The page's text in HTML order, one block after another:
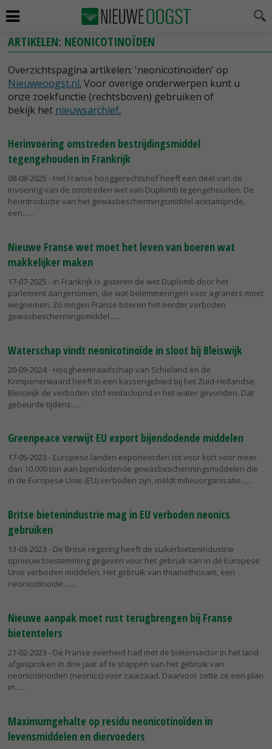
ARTIKELEN: NEONICOTINOÏDEN
Overzichtspagina artikelen: 'neonicotinoïden' op
Nieuweoogst.nl. Voor overige onderwerpen kunt u
onze zoekfunctie (rechtsboven) gebruiken of
bekijk het nieuwsarchief.
Herinvoering omstreden bestrijdingsmiddel
tegengehouden in Frankrijk
08-08-2025 - Het Franse hooggerechtshof heeft een deel van de
invoering van de omstreden wet van Duplomb tegengehouden. De
herintroductie van het gewasbeschermingsmiddel acetamipride,
een...
Nieuwe Franse wet moet het leven van boeren wat
makkelijker maken
17-07-2025 - In Frankrijk is gisteren de wet Duplomb door het
parlement aangenomen, die wat belemmeringen voor agrariërs moet
wegnemen. Zo mogen Franse boeren het eerder verboden
gewasbeschermingsmiddel...
Waterschap vindt neonicotinoïde in sloot bij Bleiswijk
20-09-2024- Hoogheemraadschap van Schieland en de
Krimpenerwaard heeft in een kassengebied bij het Zuid-Hollandse
Bleiswijk de verboden stof imidacloprid in het water gevonden. Dat
gebeurde tijdens...
Greenpeace verwijt EU export bijendodende middelen
17-05-2023 - Europese landen exporteerden tot voor kort voor meer
dan 10.000 ton aan bijendodende gewasbeschermingsmiddelen die
in de Europese Unie (EU) verboden zijn, meldt milieuorganisatie...
Britse bietenindustrie mag in EU verboden neonics
gebruiken
13-03-2023 - De Britse regering heeft de suikerbietenindustrie
opnieuw toestemming gegeven voor het gebruik van in de Europese
Unie verboden middelen. Het gebruik van thiamethoxam, een
neonicotinoïde,...
Nieuwe aanpak moet rust terugbrengen bij Franse
bietentelers
21-02-2023 - De Franse overheid had met de bietensector in het land
afgesproken in drie jaar af te stappen van het gebruik van
neonicotinoïden (neonics) voor zaaizaad. Daarvoor zette ze een plan
in...
Maximumgehalte op residu neonicotinoïden in
levensmiddelen en diervoeders